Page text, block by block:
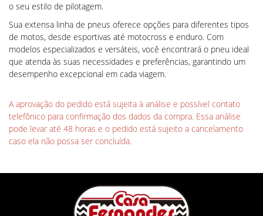
o seu estilo de pilotagem.
Sua extensa linha de pneus oferece opções para diferentes tipos
de motos, desde esportivas até motocross e enduro. Com
modelos especializados e versáteis, você encontrará o pneu ideal
que atenda às suas necessidades e preferências, garantindo um
desempenho excepcional em cada viagem.
A aprovação do pedido está sujeita à análise e possível contato
telefônico para confirmação dos dados da compra. Essa análise
pode levar até 48 horas e o pedido está sujeito a cancelamento
caso ela não possa ser concluída.